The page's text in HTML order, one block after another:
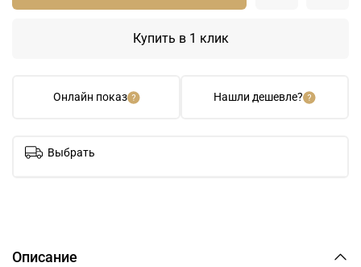
Онлайн показ Нашли дешевле?
Купить в 1 клик
Выбрать
Описание